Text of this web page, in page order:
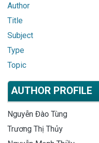
Author
Title
Subject
Type
Topic
AUTHOR PROFILE
Nguyễn Đào Tùng
Trương Thị Thủy